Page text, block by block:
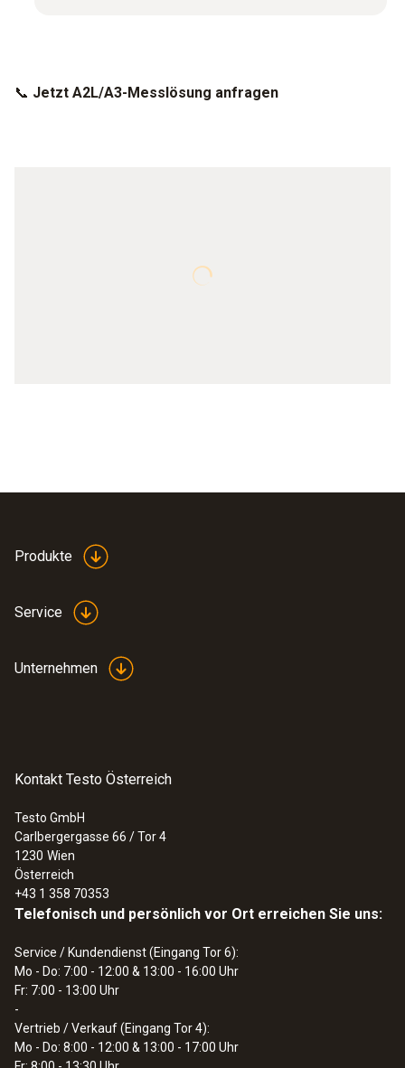
📞 Jetzt A2L/A3-Messlösung anfragen
Produkte
Service
Unternehmen
Kontakt Testo Österreich
Testo GmbH
Carlbergergasse 66 / Tor 4
1230 Wien
Österreich
+43 1 358 70353
Telefonisch und persönlich vor Ort erreichen Sie uns:
Service / Kundendienst (Eingang Tor 6):
Mo - Do: 7:00 - 12:00 & 13:00 - 16:00 Uhr
Fr: 7:00 - 13:00 Uhr
-
Vertrieb / Verkauf (Eingang Tor 4):
Mo - Do: 8:00 - 12:00 & 13:00 - 17:00 Uhr